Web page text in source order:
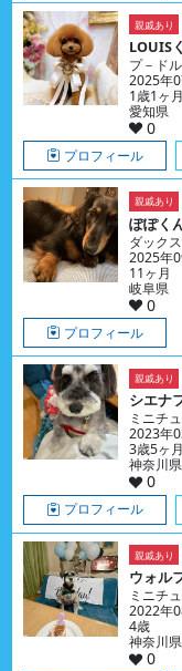
親戚あり
LOUIS
プ－ド
2025年
1歳1ヶ月
愛知県
0
プロフィール
親戚あり
ぽぽく
ダック
2025年
11ヶ月
岐阜県
0
プロフィール
親戚あり
シエナ
ミニチ
2023年
3歳5ヶ月
神奈川県
0
プロフィール
親戚あり
ウォル
ミニチ
2022年
4歳
神奈川県
0